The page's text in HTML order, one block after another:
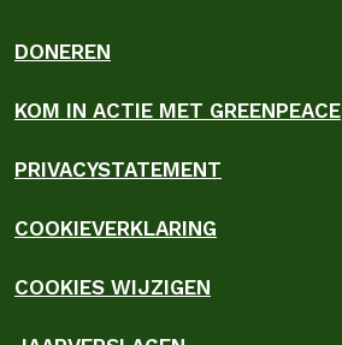
DONEREN
KOM IN ACTIE MET GREENPEACE
PRIVACYSTATEMENT
COOKIEVERKLARING
COOKIES WIJZIGEN